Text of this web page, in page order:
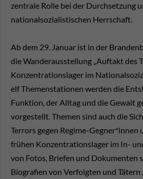
zentrale Rolle bei der Durchsetzung
nationalsozialistischen Herrschaft.
Ab dem 29. Januar ist in der
die Wanderausstellung „Auftakt des
Konzentrationslager im
elf Themenstationen werden die
Funktion, der Alltag und die Gewalt
vorgestellt. Themen sind auch die
Terrors gegen Regime-Gegner*innen
frühen Konzentrationslager im In-
von Fotos, Briefen und Dokumenten
Biografien von Verfolgten und